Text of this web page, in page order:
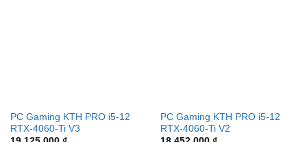
PC Gaming KTH PRO i5-12
RTX-4060-Ti V3
PC Gaming KTH PRO i5-12
RTX-4060-Ti V2